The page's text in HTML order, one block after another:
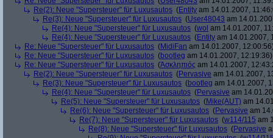
Re(2): Neue "Supersteuer" für Luxusautos (Entity am 14.01.2007,
Re(3): Neue "Supersteuer" für Luxusautos (User48043 am
Re(4): Neue "Supersteuer" für Luxusautos (wol am 14.01.2007,
Re(4): Neue "Supersteuer" für Luxusautos (Entity am 14.01.2007,
Re: Neue "Supersteuer" für Luxusautos (MidiFan am 14.01.2007,
Re: Neue "Supersteuer" für Luxusautos (bootleg am 14.01.2007, 12:19:36)
Re: Neue "Supersteuer" für Luxusautos (Ἀσκληπιός am 14.01.2007,
Re(2): Neue "Supersteuer" für Luxusautos (Pervasive am 14.01.2007,
Re(3): Neue "Supersteuer" für Luxusautos (bootleg am 14.01.2007,
Re(4): Neue "Supersteuer" für Luxusautos (Pervasive am
Re(5): Neue "Supersteuer" für Luxusautos (Mike(AUT) am
Re(6): Neue "Supersteuer" für Luxusautos (Pervasive am
Re(7): Neue "Supersteuer" für Luxusautos (w114/115 am
Re(8): Neue "Supersteuer" für Luxusautos (Pervasive